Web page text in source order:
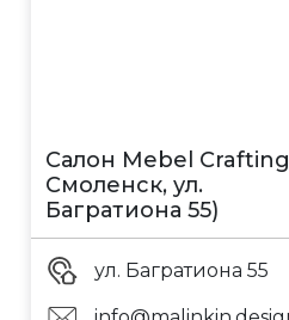
Салон Mebel Crafting
Смоленск, ул.
Багратиона 55)
ул. Багратиона 55